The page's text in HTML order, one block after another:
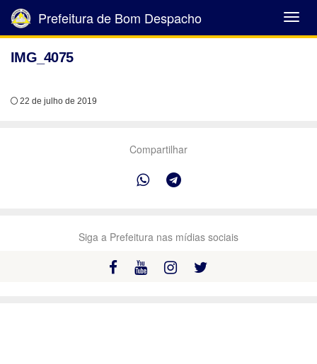
Abrir
Menu
Prefeitura de Bom Despacho
IMG_4075
22 de julho de 2019
Compartilhar
Siga a Prefeitura nas mídias sociais